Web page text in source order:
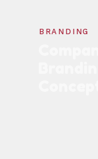
BRANDING